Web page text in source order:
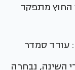
החוץ מתפקד
עודד סמדר
השינה, נבחרה